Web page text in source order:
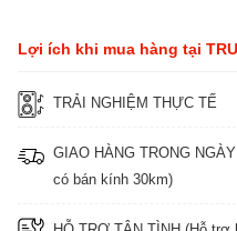
Lợi ích khi mua hàng tại
TRẢI NGHIỆM THỰC TẾ
GIAO HÀNG TRONG
có bán kính 30km)